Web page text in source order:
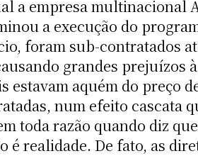
a empresa
a execução do
foram sub-contratados
grandes prejuízos
aquém do preço
num efeito cascata
toda razão quando diz
é realidade. De fato, as